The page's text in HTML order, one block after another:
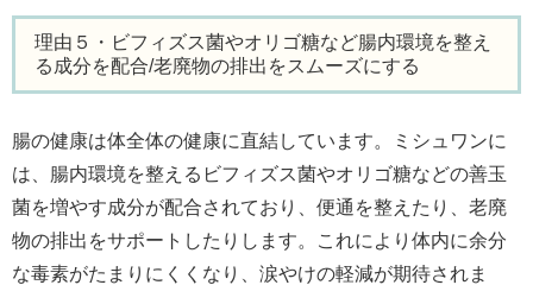
理由５・ビフィズス菌やオリゴ糖など腸内環境を整え
る成分を配合/老廃物の排出をスムーズにする
腸の健康は体全体の健康に直結しています。ミシュワンに
は、腸内環境を整えるビフィズス菌やオリゴ糖などの善玉
菌を増やす成分が配合されており、便通を整えたり、老廃
物の排出をサポートしたりします。これにより体内に余分
な毒素がたまりにくくなり、涙やけの軽減が期待されま